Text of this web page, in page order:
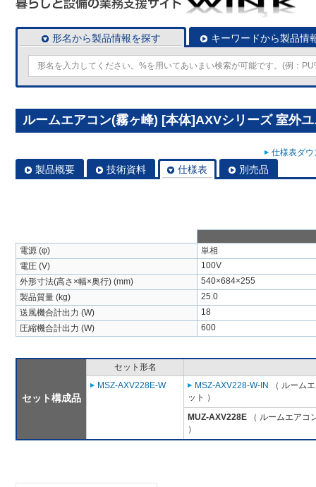
形名から製品情報を探す キーワードから製品情
ルームエアコン(霧ヶ峰) [本体]AXVシリーズ 室外
仕様表ダ
製品概要 技術資料 仕様表 別売品
電源 (φ)
単相
電圧 (V)
100V
外形寸法(高さ×幅×奥行) (mm)
540×684×255
製品質量 (kg)
25.0
送風機合計出力 (W)
18
圧縮機合計出力 (W)
600
セット構成品
セット形名
MSZ-AXV228E-W
MSZ-AXV228-W-IN
（ ルーム
ット ）
MUZ-AXV228E （ ルームエアコ
）